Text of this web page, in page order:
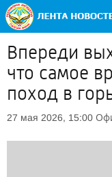
Впереди
что самое
поход в
27 мая 2026, 15:00